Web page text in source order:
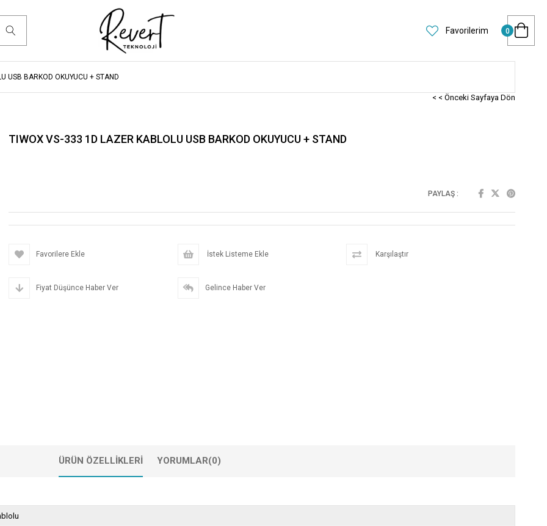
Favorilerim 0
USB BARKOD OKUYUCU + STAND
< < Önceki Sayfaya Dön
TIWOX VS-333 1D LAZER KABLOLU USB BARKOD OKUYUCU + STAND
PAYLAŞ :
Favorilere Ekle İstek Listeme Ekle Karşılaştır
Fiyat Düşünce Haber Ver Gelince Haber Ver
ÜRÜN ÖZELLIKLERI YORUMLAR(0)